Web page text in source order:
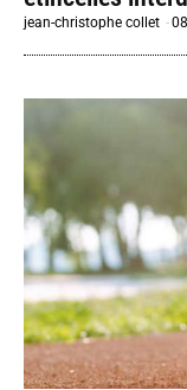
jean-christophe collet -